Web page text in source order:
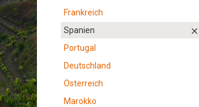
Frankreich
Spanien
Portugal
Deutschland
Österreich
Marokko